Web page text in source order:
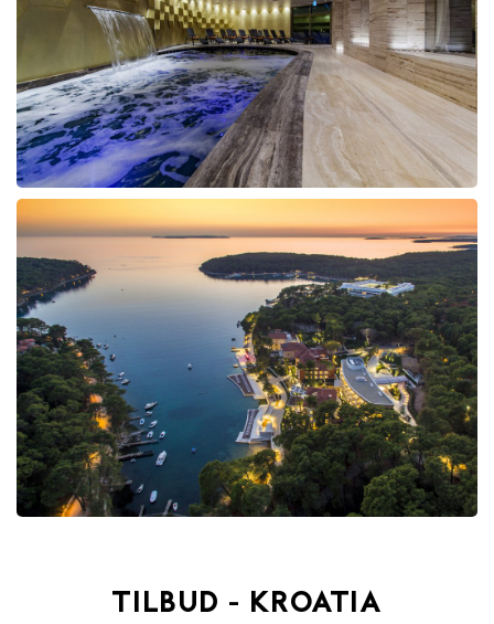
TILBUD - KROATIA